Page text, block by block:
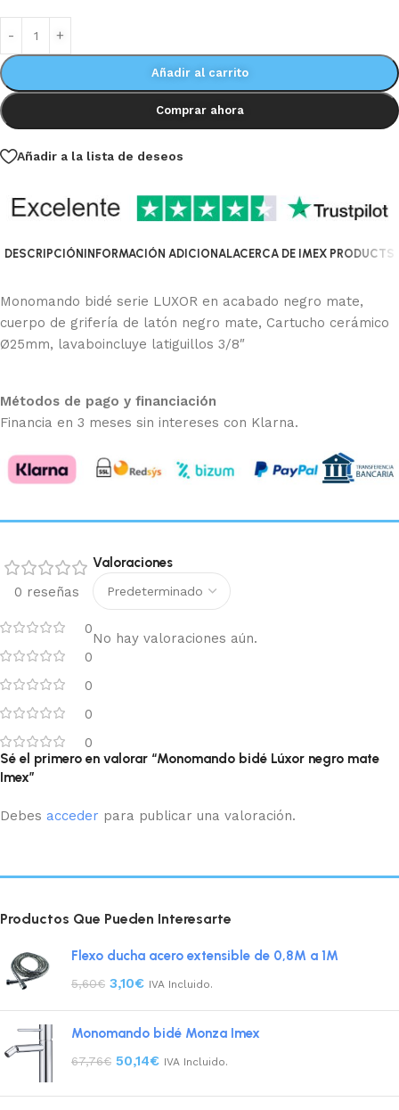
Añadir al carrito
Comprar ahora
Añadir a la lista de deseos
DESCRIPCIÓN INFORMACIÓN ADICIONALACERCA DE IMEX PRODUCTS
Monomando bidé serie LUXOR en acabado negro mate,
cuerpo de grifería de latón negro mate, Cartucho cerámico
Ø25mm, lavaboincluye latiguillos 3/8″
Métodos de pago y financiación
Financia en 3 meses sin intereses con Klarna.
0 reseñas
0
0
0
0
0
Valoraciones
No hay valoraciones aún.
Sé el primero en valorar “Monomando bidé Lúxor negro mate
Imex”
Debes acceder para publicar una valoración.
Productos Que Pueden Interesarte
Flexo ducha acero extensible de 0,8M a 1M
5,60€ 3,10€ IVA Incluido.
Monomando bidé Monza Imex
67,76€ 50,14€ IVA Incluido.